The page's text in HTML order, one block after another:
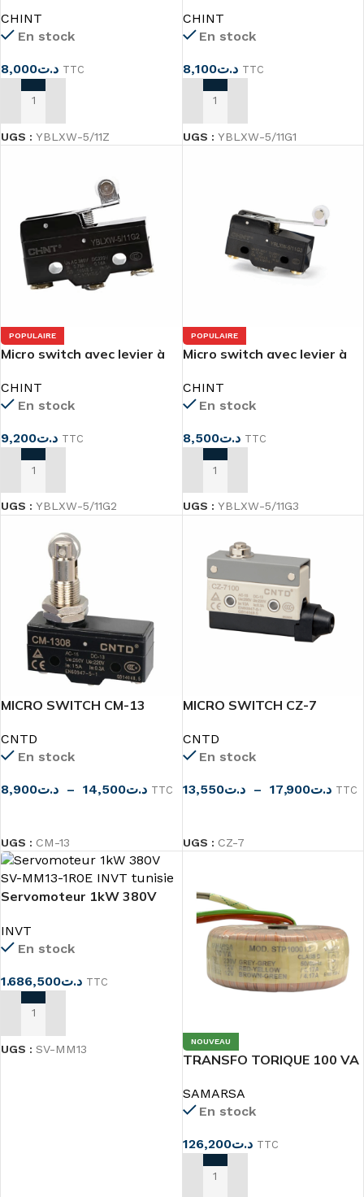
CHINT
En stock
د.ت8,000 TTC
AJOUTER AU PANIER
UGS : YBLXW-5/11Z
CHINT
En stock
د.ت8,100 TTC
AJOUTER AU PANIER
UGS : YBLXW-5/11G1
POPULAIRE
Micro switch avec levier à
CHINT
En stock
د.ت9,200 TTC
AJOUTER AU PANIER
UGS : YBLXW-5/11G2
POPULAIRE
Micro switch avec levier à
CHINT
En stock
د.ت8,500 TTC
AJOUTER AU PANIER
UGS : YBLXW-5/11G3
MICRO SWITCH CM-13
CNTD
En stock
د.ت8,900 – د.ت14,500
TTC
UGS : CM-13
MICRO SWITCH CZ-7
CNTD
En stock
د.ت13,550 – د.ت17,900
TTC
UGS : CZ-7
Servomoteur 1kW 380V
INVT
En stock
د.ت1.686,500 TTC
AJOUTER AU PANIER
UGS : SV-MM13
NOUVEAU
TRANSFO TORIQUE 100 VA
SAMARSA
En stock
د.ت126,200 TTC
AJOUTER AU PANIER